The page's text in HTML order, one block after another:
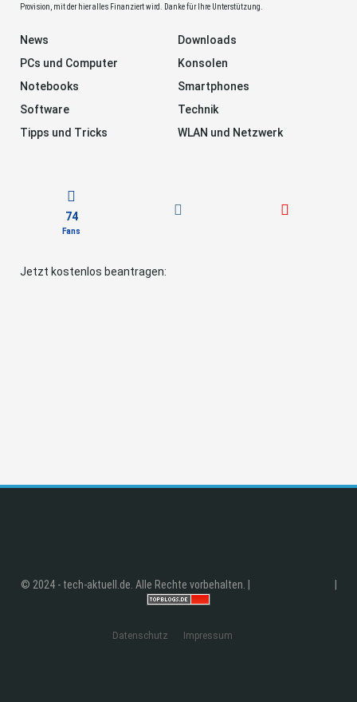
Provision, mit der hier alles Finanziert wird. Danke für Ihre Unterstützung.
News
Downloads
PCs und Computer
Konsolen
Notebooks
Smartphones
Software
Technik
Tipps und Tricks
WLAN und Netzwerk
74
Fans
Jetzt kostenlos beantragen:
© 2024 - tech-aktuell.de. Alle Rechte vorbehalten. |
Datenschutz Impressum